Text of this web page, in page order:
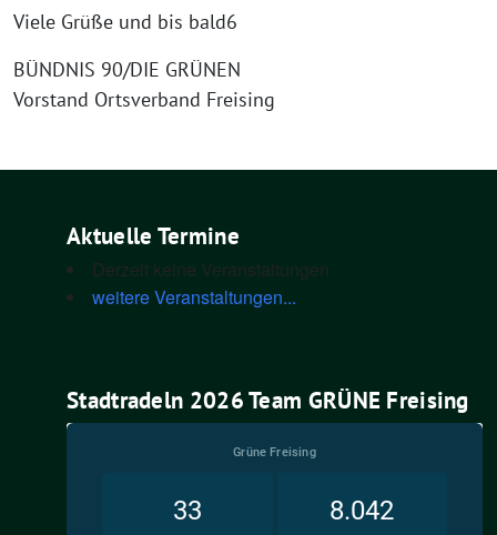
Vie­le Grü­ße und bis bald6
BÜNDNIS 90/DIE GRÜNEN
Vor­stand Orts­ver­band Freising
Aktuelle Termine
Derzeit keine Veranstaltungen
weitere Veranstaltungen...
Stadtradeln 2026 Team GRÜNE Freising